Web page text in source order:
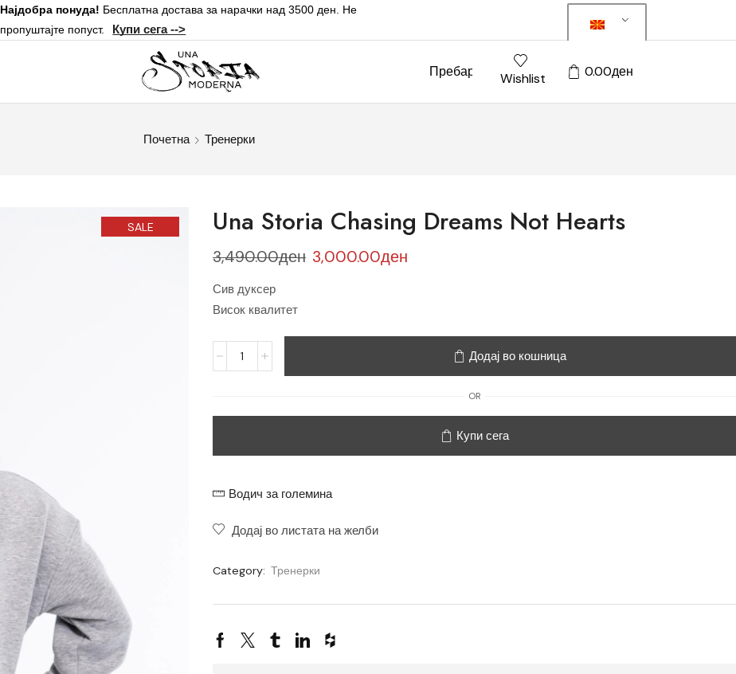
Најдобра понуда! Бесплатна достава за нарачки над 3500 ден. Не
пропуштајте попуст.
Купи сега -->
Пребарај Wishlist 0.00ден
Почетна Тренерки
SALE Una Storia Chasing Dreams Not Hearts
3,490.00ден 3,000.00ден
Сив дуксер
Висок квалитет
Додај во кошница
OR
Купи сега
Водич за големина
Додај во листата на желби
Category: Тренерки